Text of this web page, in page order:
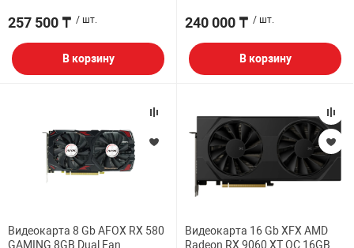
257 500 ₸ / шт.
В корзину
240 000 ₸ / шт.
В корзину
Видеокарта 8 Gb AFOX RX 580
GAMING 8GB Dual Fan
Видеокарта 16 Gb XFX AMD
Radeon RX 9060 XT OC 16GB